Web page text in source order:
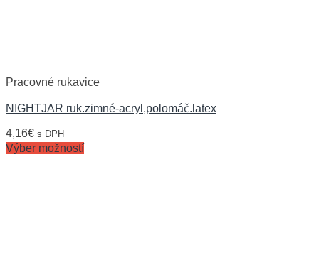
Pracovné rukavice
NIGHTJAR ruk.zimné-acryl,polomáč.latex
4,16€ s DPH
Výber možností